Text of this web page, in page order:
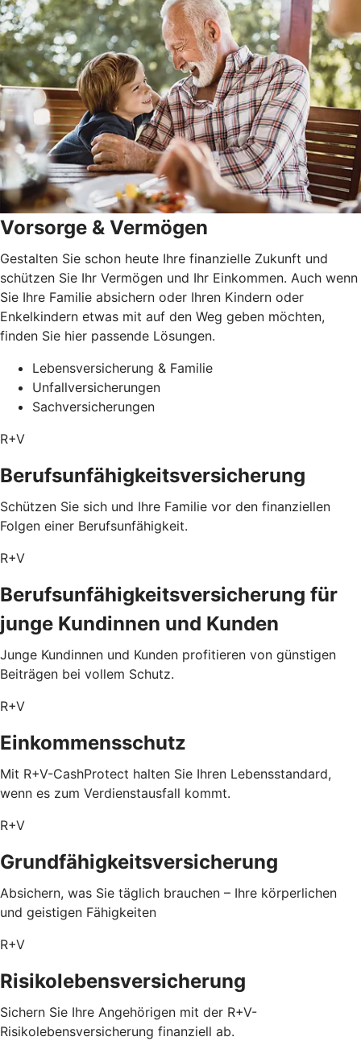
Vorsorge & Vermögen
Gestalten Sie schon heute Ihre finanzielle Zukunft und
schützen Sie Ihr Vermögen und Ihr Einkommen. Auch wenn
Sie Ihre Familie absichern oder Ihren Kindern oder
Enkelkindern etwas mit auf den Weg geben möchten,
finden Sie hier passende Lösungen.
Lebensversicherung & Familie
Unfallversicherungen
Sachversicherungen
R+V
Berufsunfähigkeitsversicherung
Schützen Sie sich und Ihre Familie vor den finanziellen
Folgen einer Berufsunfähigkeit.
R+V
Berufsunfähigkeitsversicherung für
junge Kundinnen und Kunden
Junge Kundinnen und Kunden profitieren von günstigen
Beiträgen bei vollem Schutz.
R+V
Einkommensschutz
Mit R+V-CashProtect halten Sie Ihren Lebensstandard,
wenn es zum Verdienstausfall kommt.
R+V
Grundfähigkeitsversicherung
Absichern, was Sie täglich brauchen – Ihre körperlichen
und geistigen Fähigkeiten
R+V
Risikolebensversicherung
Sichern Sie Ihre Angehörigen mit der R+V-
Risikolebensversicherung finanziell ab.